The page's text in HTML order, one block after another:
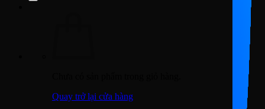
Quay trở lại cửa hàng